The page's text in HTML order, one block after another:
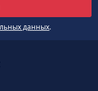
данных.